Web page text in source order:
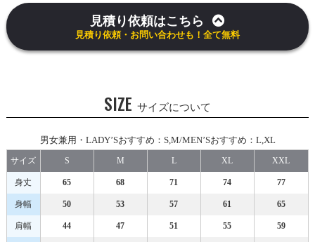
見積り依頼はこちら
見積り依頼・お問い合わせも！全て無料
SIZE サイズについて
男女兼用・LADY’Sおすすめ：S,M/MEN’Sおすすめ：L,XL
サイズ S M L XL XXL
身丈 65 68 71 74 77
身幅 50 53 57 61 65
肩幅 44 47 51 55 59